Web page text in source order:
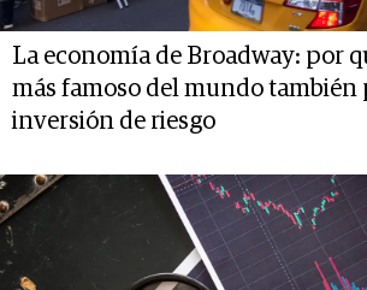
La economía de Broadway: por
más famoso del mundo también
inversión de riesgo